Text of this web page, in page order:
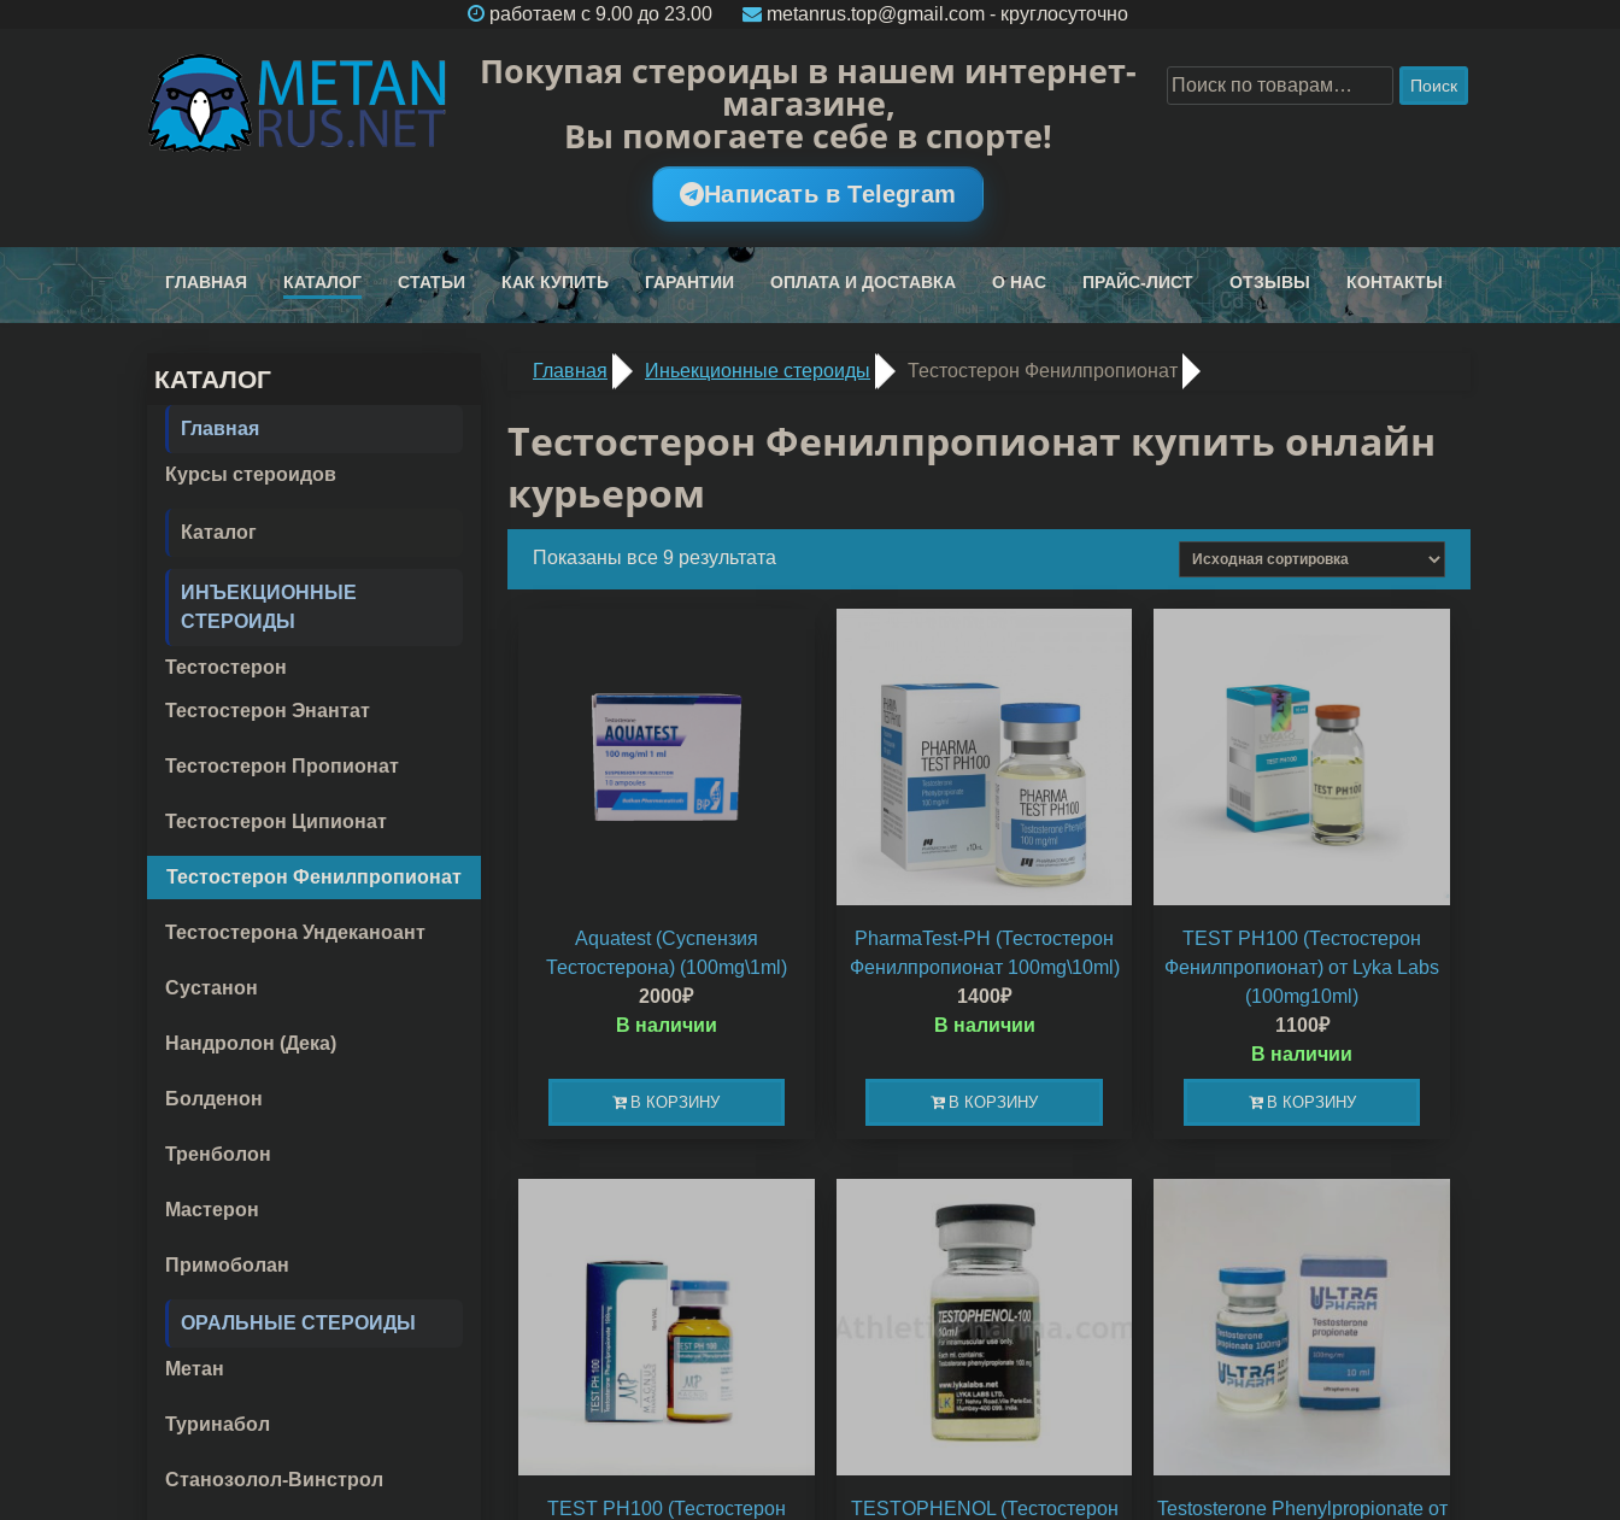
работаем c 9.00 до 23.00 metanrus.top@gmail.com- круглосуточно
Покупая стероиды в нашем интернет-
магазине,
Вы помогаете себе в спорте!
Написать в Telegram
Поиск
ГЛАВНАЯ КАТАЛОГ СТАТЬИ КАК КУПИТЬ ГАРАНТИИ ОПЛАТА И ДОСТАВКА О НАС ПРАЙС-ЛИСТ ОТЗЫВЫ КОНТАКТЫ
КАТАЛОГ
Главная
Курсы стероидов
Каталог
ИНЪЕКЦИОННЫЕ
СТЕРОИДЫ
Тестостерон
Тестостерон Энантат
Тестостерон Пропионат
Тестостерон Ципионат
Тестостерон Фенилпропионат
Тестостерона Ундеканоант
Сустанон
Нандролон (Дека)
Болденон
Тренболон
Мастерон
Примоболан
ОРАЛЬНЫЕ СТЕРОИДЫ
Метан
Туринабол
Станозолол-Винстрол
Главная Иньекционные стероиды Тестостерон Фенилпропионат
Тестостерон Фенилпропионат купить онлайн
курьером
Показаны все 9 результата
Aquatest (Суспензия
Тестостерона) (100mg\1ml)
2000₽
В КОРЗИНУ
В наличии
PharmaTest-PH (Тестостерон
Фенилпропионат 100mg\10ml)
1400₽
В КОРЗИНУ
В наличии
TEST PH100 (Тестостерон
Фенилпропионат) от Lyka Labs
(100mg10ml)
1100₽
В КОРЗИНУ
В наличии
TEST PH100 (Тестостерон
TESTOPHENOL (Тестостерон
Testosterone Phenylpropionate от